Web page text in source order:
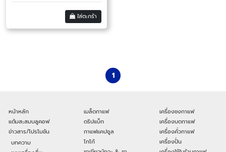
ใส่ตะกร้า
1
หน้าหลัก
แต้มสะสมบลูคอฟ
ข่าวสาร/โปรโมชัน
บทความ
เมล็ดกาแฟ
ดริปแบ็ก
กาแฟแคปซูล
โกโก้
เครื่องชงกาแฟ
เครื่องบดกาแฟ
เครื่องคั่วกาแฟ
เครื่องปั่น